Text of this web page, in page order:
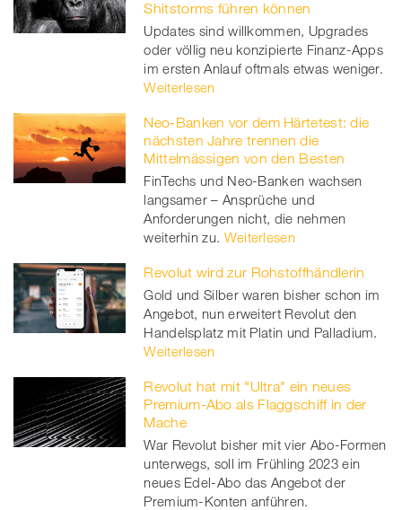
Shitstorms führen können
Updates sind willkommen, Upgrades
oder völlig neu konzipierte Finanz-Apps
im ersten Anlauf oftmals etwas weniger.
Weiterlesen
Neo-Banken vor dem Härtetest: die
nächsten Jahre trennen die
Mittelmässigen von den Besten
FinTechs und Neo-Banken wachsen
langsamer – Ansprüche und
Anforderungen nicht, die nehmen
weiterhin zu. Weiterlesen
Revolut wird zur Rohstoffhändlerin
Gold und Silber waren bisher schon im
Angebot, nun erweitert Revolut den
Handelsplatz mit Platin und Palladium.
Weiterlesen
Revolut hat mit "Ultra" ein neues
Premium-Abo als Flaggschiff in der
Mache
War Revolut bisher mit vier Abo-Formen
unterwegs, soll im Frühling 2023 ein
neues Edel-Abo das Angebot der
Premium-Konten anführen.